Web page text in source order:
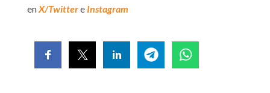
enX/Twittere Instagram